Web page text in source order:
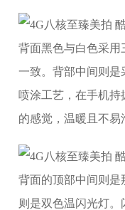
背面黑色与白色采
一致。背部中间则是
喷涂工艺，在手机
的感觉，温暖且不易
背面的顶部中间则是
则是双色温闪光灯。